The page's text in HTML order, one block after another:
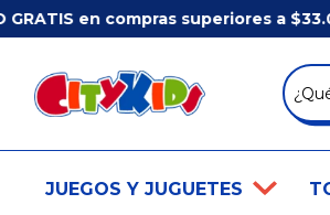
en compras superiores a $33.000
JUEGOS Y JUGUETES